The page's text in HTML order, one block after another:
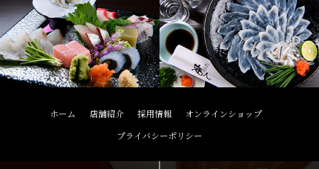
ホーム 店舗紹介 採用情報
オンラインショップ
プライバシーポリシー